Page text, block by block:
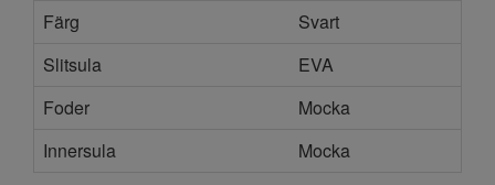
Färg
Svart
Slitsula
EVA
Foder
Mocka
Innersula
Mocka